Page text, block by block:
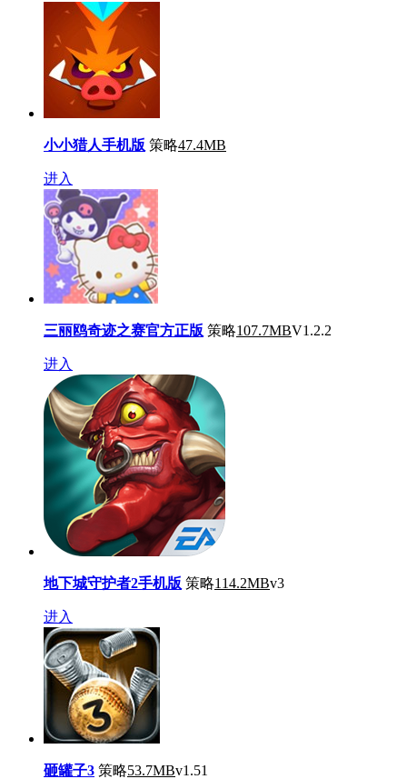
小小猎人手机版 策略47.4MB
进入
三丽鸥奇迹之赛官方正版 策略107.7MBV1.2.2
进入
地下城守护者2手机版 策略114.2MBv3
进入
砸罐子3 策略53.7MBv1.51